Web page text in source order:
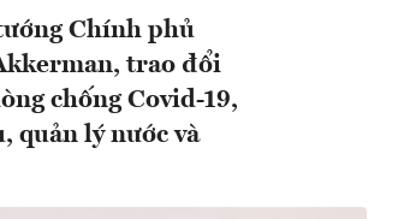
Chính phủ
trao đổi
chống Covid-19,
quản lý nước và